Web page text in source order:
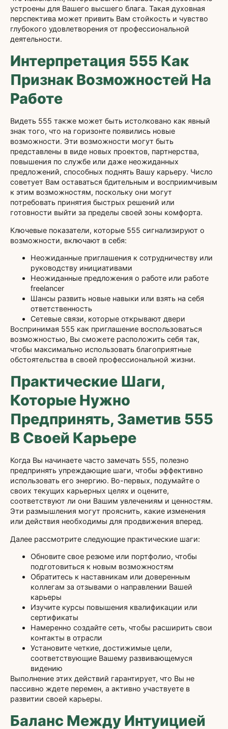
устроены для Вашего высшего блага. Такая духовная
перспектива может привить Вам стойкость и чувство
глубокого удовлетворения от профессиональной
деятельности.
Интерпретация 555 Как
Признак Возможностей На
Работе
Видеть 555 также может быть истолковано как явный
знак того, что на горизонте появились новые
возможности. Эти возможности могут быть
представлены в виде новых проектов, партнерства,
повышения по службе или даже неожиданных
предложений, способных поднять Вашу карьеру. Число
советует Вам оставаться бдительным и восприимчивым
к этим возможностям, поскольку они могут
потребовать принятия быстрых решений или
готовности выйти за пределы своей зоны комфорта.
Ключевые показатели, которые 555 сигнализируют о
возможности, включают в себя:
Неожиданные приглашения к сотрудничеству или
руководству инициативами
Неожиданные предложения о работе или работе
freelancer
Шансы развить новые навыки или взять на себя
ответственность
Сетевые связи, которые открывают двери
Воспринимая 555 как приглашение воспользоваться
возможностью, Вы сможете расположить себя так,
чтобы максимально использовать благоприятные
обстоятельства в своей профессиональной жизни.
Практические Шаги,
Которые Нужно
Предпринять, Заметив 555
В Своей Карьере
Когда Вы начинаете часто замечать 555, полезно
предпринять упреждающие шаги, чтобы эффективно
использовать его энергию. Во-первых, подумайте о
своих текущих карьерных целях и оцените,
соответствуют ли они Вашим увлечениям и ценностям.
Эти размышления могут прояснить, какие изменения
или действия необходимы для продвижения вперед.
Далее рассмотрите следующие практические шаги:
Обновите свое резюме или портфолио, чтобы
подготовиться к новым возможностям
Обратитесь к наставникам или доверенным
коллегам за отзывами о направлении Вашей
карьеры
Изучите курсы повышения квалификации или
сертификаты
Намеренно создайте сеть, чтобы расширить свои
контакты в отрасли
Установите четкие, достижимые цели,
соответствующие Вашему развивающемуся
видению
Выполнение этих действий гарантирует, что Вы не
пассивно ждете перемен, а активно участвуете в
развитии своей карьеры.
Баланс Между Интуицией